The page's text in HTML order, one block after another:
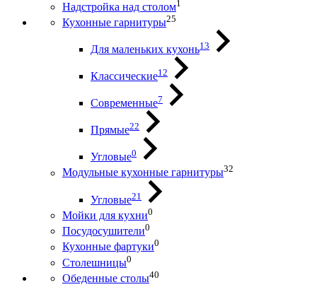
Надстройка над столом1
Кухонные гарнитуры25
Для маленьких кухонь13
Классические12
Современные7
Прямые22
Угловые0
Модульные кухонные гарнитуры32
Угловые21
Мойки для кухни0
Посудосушители0
Кухонные фартуки0
Столешницы0
Обеденные столы40